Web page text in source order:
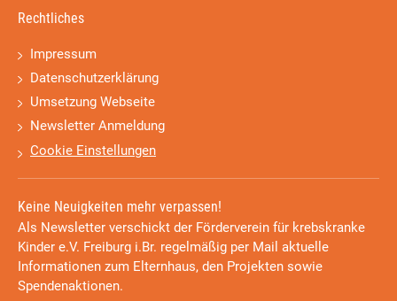
Rechtliches
Impressum
Datenschutzerklärung
Umsetzung Webseite
Newsletter Anmeldung
Cookie Einstellungen
Keine Neuigkeiten mehr verpassen!
Als Newsletter verschickt der Förderverein für krebskranke
Kinder e.V. Freiburg i.Br. regelmäßig per Mail aktuelle
Informationen zum Elternhaus, den Projekten sowie
Spendenaktionen.